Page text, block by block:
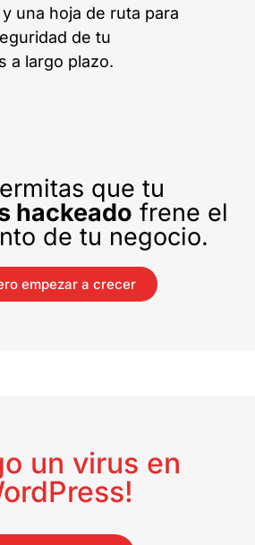
una hoja de ruta para
de tu
a largo plazo.
que tu
hackeado frene el
de tu negocio.
empezar a crecer
un virus en